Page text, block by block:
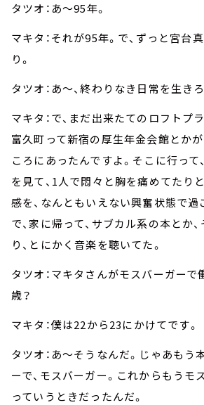
タツオ：あ～95年。
マキタ：それが95年。で、ずっと宮台
り。
タツオ：あ～、終わりなき日常を生きろ
マキタ：で、まだ出来たてのロフトプ
富久町って新宿の厚生年金会館とか
ころにあったんですよ。そこに行って
を見て、1人で悶々と胸を痛めてたり
感を、なんともいえない興奮状態で過
で、家に帰って、サブカル系の本とか
り、とにかく音楽を聴いてた。
タツオ：マキタさんがモスバーガー
歳？
マキタ：僕は22から23にかけてです。
タツオ：あ～そうなんだ。じゃあもう
ーで、モスバーガー。これからもうモ
っていうときだったんだ。